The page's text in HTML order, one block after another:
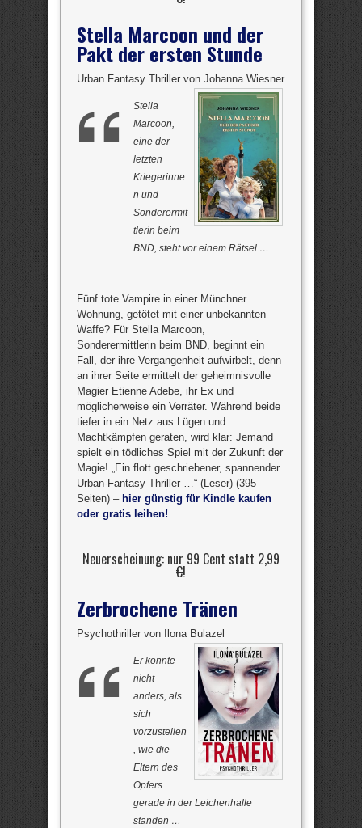
Stella Marcoon und der
Pakt der ersten Stunde
Urban Fantasy Thriller von Johanna Wiesner
Stella
Marcoon,
eine der
letzten
Kriegerinne
n und
Sonderermit
tlerin beim
BND, steht vor einem Rätsel …
Fünf tote Vampire in einer Münchner
Wohnung, getötet mit einer unbekannten
Waffe? Für Stella Marcoon,
Sonderermittlerin beim BND, beginnt ein
Fall, der ihre Vergangenheit aufwirbelt, denn
an ihrer Seite ermittelt der geheimnisvolle
Magier Etienne Adebe, ihr Ex und
möglicherweise ein Verräter. Während beide
tiefer in ein Netz aus Lügen und
Machtkämpfen geraten, wird klar: Jemand
spielt ein tödliches Spiel mit der Zukunft der
Magie! „Ein flott geschriebener, spannender
Urban-Fantasy Thriller …“ (Leser) (395
Seiten) – hier günstig für Kindle kaufen
oder gratis leihen!
Neuerscheinung: nur 99 Cent statt 2,99
€!
Zerbrochene Tränen
Psychothriller von Ilona Bulazel
Er konnte
nicht
anders, als
sich
vorzustellen
, wie die
Eltern des
Opfers
gerade in der Leichenhalle
standen …